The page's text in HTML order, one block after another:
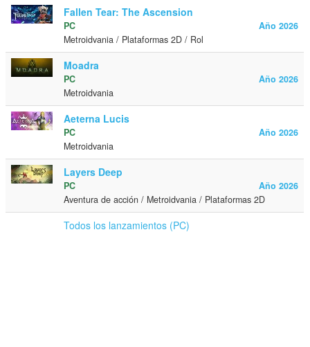
Fallen Tear: The Ascension
Año 2026
PC
Metroidvania / Plataformas 2D / Rol
Moadra
Año 2026
PC
Metroidvania
Aeterna Lucis
Año 2026
PC
Metroidvania
Layers Deep
Año 2026
PC
Aventura de acción / Metroidvania / Plataformas 2D
Todos los lanzamientos (PC)